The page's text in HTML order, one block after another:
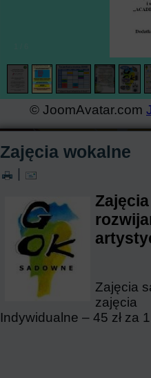
© JoomAvatar.com
Zajęcia wokalne
Zajęcia
zajęcia
Indywidualne – 45 zł za